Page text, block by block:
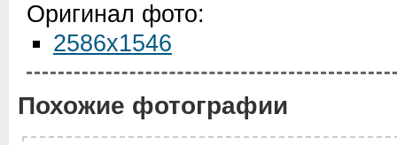
Оригинал фото:
2586x1546
Похожие фотографии